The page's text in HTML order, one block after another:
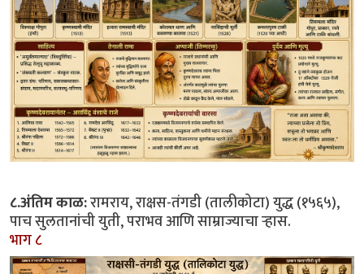
८.अंतिम काळ:रामराय, राक्षस-तंगडी (तालीकोटा) युद्ध (१५६५),
पाच सुलतानांची युती, पराभव आणि साम्राज्याचा ऱ्हास.
भाग ८